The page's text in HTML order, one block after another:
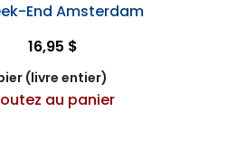
End Amsterdam
16,95 $
(livre entier)
au panier